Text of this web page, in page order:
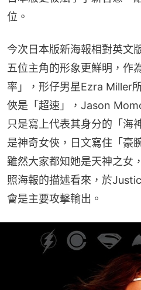
位。
今次日本版新海報相對英文
五位主角的形象更鮮明，作
率」，形仔男星Ezra Miller
俠是「超速」，Jason
只是寫上代表其身分的「海
是神奇女俠，日文寫住「豪
雖然大家都知她是天神之女
照海報的描述看來，於
會是主要攻擊輸出。